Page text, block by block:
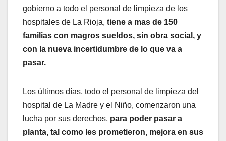
gobierno a todo el personal de limpieza de los
hospitales de La Rioja, tiene a mas de 150
familias con magros sueldos, sin obra social, y
con la nueva incertidumbre de lo que va a
pasar.
Los últimos días, todo el personal de limpieza del
hospital de La Madre y el Niño, comenzaron una
lucha por sus derechos, para poder pasar a
planta, tal como les prometieron, mejora en sus